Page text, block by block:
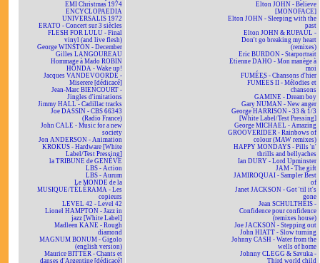
EMI Christmas 1974
ENCYCLOPAEDIA
UNIVERSALIS 1972
ERATO - Concert sur 3 siècles
FLESH FOR LULU - Final
vinyl (and live flesh)
George WINSTON - December
Gilles LANGOUREAU
Hommage à Mado ROBIN
HONDA - Wake up!
Jacques VANDEVOORDE -
Miserere [dédicacé]
Jean-Marc BIENCOURT -
Jingles d'imitations
Jimmy HALL - Cadillac tracks
Joe DASSIN - CBS 66343
(Radio France)
John CALE - Music for a new
society
Jon ANDERSON - Animation
KROKUS - Hardware [White
Label/Test Pressing]
la TRIBUNE de GENÈVE
LBS - Action
LBS - Aurum
Le MONDE de la
MUSIQUE/TÉLÉRAMA - Les
copieurs
LEVEL 42 - Level 42
Lionel HAMPTON - Jazz in
jazz [White Label]
Madleen KANE - Rough
diamond
MAGNUM BONUM - Gigolo
(english version)
Maurice BITTER - Chants et
danses d'Argentine [dédicacé]
Elton JOHN - Believe
[MONOFACE]
Elton JOHN - Sleeping with the
past
Elton JOHN & RUPAUL -
Don't go breaking my heart
(remixes)
Eric BURDON - Starportrait
Etienne DAHO - Mon manège à
moi
FUMÉES - Chansons d'hier
FUMÉES II - Mélodies et
chansons
GAMINE - Dream boy
Gary NUMAN - New anger
George HARRISON - 33 & 1/3
[White Label/Test Pressing]
George MICHAEL - Amazing
GROOVERIDER - Rainbows of
colour (MAW remixes)
HAPPY MONDAYS - Pills 'n'
thrills and bellyaches
Ian DURY - Lord Upminster
JAM - The gift
JAMIROQUAI - Sampler Best
of
Janet JACKSON - Got 'til it's
gone
Jean SCHULTHEIS -
Confidence pour confidence
(remixes house)
Joe JACKSON - Stepping out
John HIATT - Slow turning
Johnny CASH - Water from the
wells of home
Johnny CLEGG & Savuka -
Third world child